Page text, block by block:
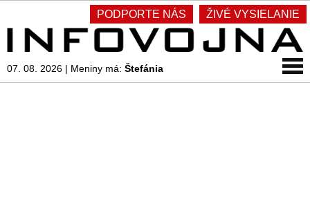
PODPORTE NÁS ŽIVÉ VYSIELANIE
07. 08. 2026 | Meniny má: Štefánia